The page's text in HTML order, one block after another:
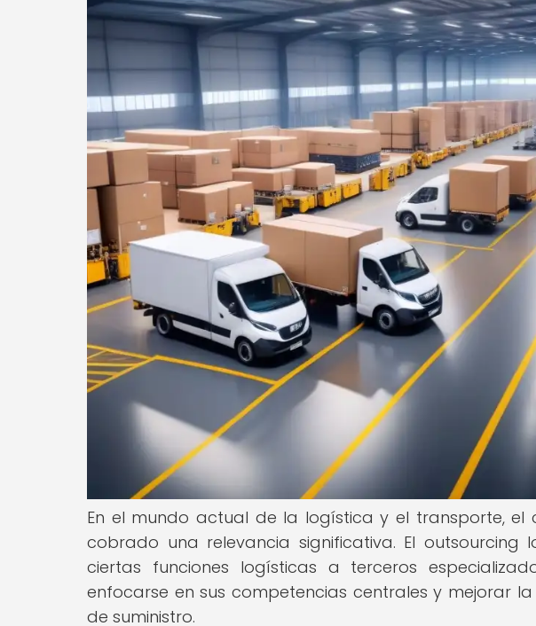
En el mundo actual de la logística y el transporte,
cobrado una relevancia significativa. El outsourcing
ciertas funciones logísticas a terceros
enfocarse en sus competencias centrales y mejorar
de suministro.